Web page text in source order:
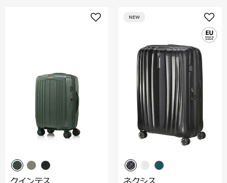
NEW